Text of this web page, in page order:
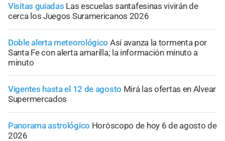
Visitas guiadas Las escuelas santafesinas vivirán de
cerca los Juegos Suramericanos 2026
Doble alerta meteorológico Así avanza la tormenta por
Santa Fe con alerta amarilla; la información minuto a
minuto
Vigentes hasta el 12 de agosto Mirá las ofertas en Alvear
Supermercados
Panorama astrológico Horóscopo de hoy 6 de agosto de
2026